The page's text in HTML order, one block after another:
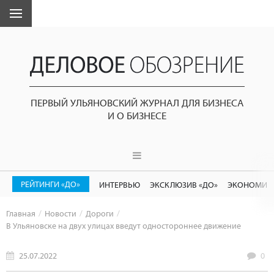
ПЕРВЫЙ УЛЬЯНОВСКИЙ ЖУРНАЛ ДЛЯ БИЗНЕСА
И О БИЗНЕСЕ
РЕЙТИНГИ «ДО» ИНТЕРВЬЮ ЭКСКЛЮЗИВ «ДО»
Главная Новости
Дороги
В Ульяновске на двух улицах введут одностороннее движение
25.07.2022 0